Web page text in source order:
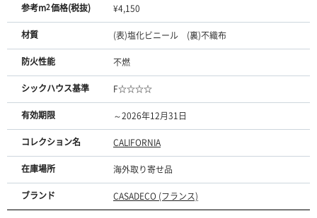
参考m2価格(税抜) ¥4,150
材質 (表)塩化ビニール (裏)不織布
防火性能 不燃
シックハウス基準 F☆☆☆☆
有効期限 ～2026年12月31日
コレクション名 CALIFORNIA
在庫場所 海外取り寄せ品
ブランド CASADECO (フランス)